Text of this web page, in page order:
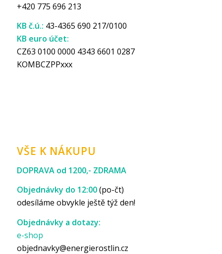
+420 775 696 213
KB č.ú.: 43-4365 690 217/0100
KB euro účet:
CZ63 0100 0000 4343 6601 0287
KOMBCZPPxxx
VŠE K NÁKUPU
DOPRAVA od 1200,- ZDRAMA
Objednávky do 12:00(po-čt)
odesíláme obvykle ještě týž den!
Objednávky a dotazy:
e-shop
objednavky@energierostlin.cz